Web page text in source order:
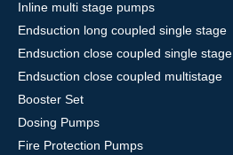
Inline multi stage pumps
Endsuction long coupled single stage
Endsuction close coupled single stage
Endsuction close coupled multistage
Booster Set
Dosing Pumps
Fire Protection Pumps